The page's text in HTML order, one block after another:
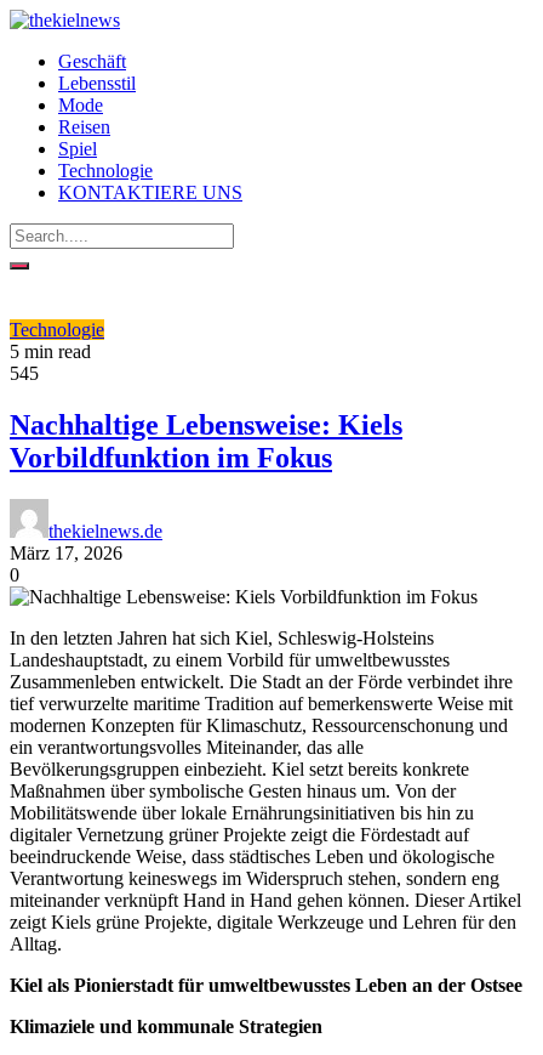
Geschäft
Lebensstil
Mode
Reisen
Spiel
Technologie
KONTAKTIERE UNS
Technologie
5 min read
545
Nachhaltige Lebensweise: Kiels
Vorbildfunktion im Fokus
thekielnews.de
März 17, 2026
0
In den letzten Jahren hat sich Kiel, Schleswig-Holsteins
Landeshauptstadt, zu einem Vorbild für umweltbewusstes
Zusammenleben entwickelt. Die Stadt an der Förde verbindet ihre
tief verwurzelte maritime Tradition auf bemerkenswerte Weise mit
modernen Konzepten für Klimaschutz, Ressourcenschonung und
ein verantwortungsvolles Miteinander, das alle
Bevölkerungsgruppen einbezieht. Kiel setzt bereits konkrete
Maßnahmen über symbolische Gesten hinaus um. Von der
Mobilitätswende über lokale Ernährungsinitiativen bis hin zu
digitaler Vernetzung grüner Projekte zeigt die Fördestadt auf
beeindruckende Weise, dass städtisches Leben und ökologische
Verantwortung keineswegs im Widerspruch stehen, sondern eng
miteinander verknüpft Hand in Hand gehen können. Dieser Artikel
zeigt Kiels grüne Projekte, digitale Werkzeuge und Lehren für den
Alltag.
Kiel als Pionierstadt für umweltbewusstes Leben an der Ostsee
Klimaziele und kommunale Strategien